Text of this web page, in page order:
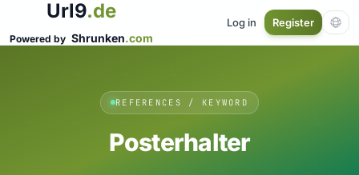
Url9.de
Powered by Shrunken.com
Log in Register
REFERENCES / KEYWORD
Posterhalter